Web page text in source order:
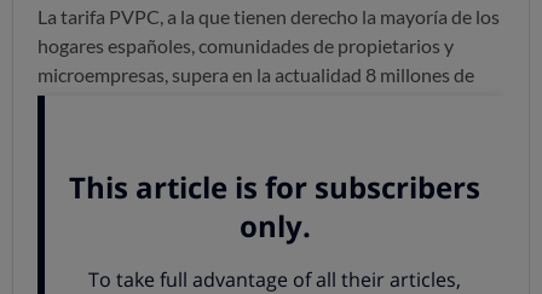
La tarifa PVPC, a la que tienen derecho la mayoría de los
hogares españoles, comunidades de propietarios y
microempresas, supera en la actualidad 8 millones de
suministros.
acogido la tarifa PVPC.
Pueden acogerse a esta tarifa quienes tengan una
potencia contratada igual o inferior a 10 kW.
La tarifa PVPC solo la ofrecen determinadas